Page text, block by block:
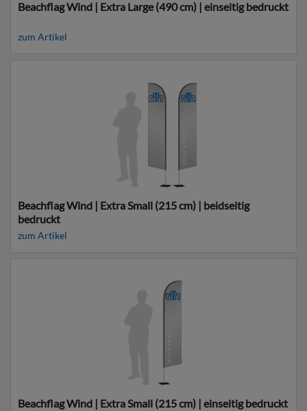
Beachflag Wind | Extra Large (490 cm) | einseitig bedruckt
zum Artikel
Beachflag Wind | Extra Small (215 cm) | beidseitig
bedruckt
zum Artikel
Beachflag Wind | Extra Small (215 cm) | einseitig bedruckt